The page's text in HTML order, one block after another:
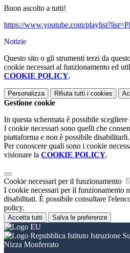
Buon ascolto a tutti!
https://www.youtube.com/
Notizie
Questo sito o gli strumenti terzi da
cookie necessari al funzionamento ed
COOKIE POLICY.
Personalizza Rifiuta tutti i cookies
Gestione cookie
In questa schermata è possibile
I cookie necessari sono quelli che
piattaforma e non è possibile disabilitarli.
Per conoscere quali sono i cookie
visionare la COOKIE POLICY.
Cookie necessari per il funzionamento
I cookie necessari per il funzionamento
disabilitati. È possibile consultare
policy.
Accetta tutti Salva le preferenze
Istituto Istruzione
Nizza Monferrato